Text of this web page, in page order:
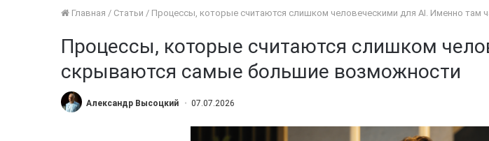
Главная / Статьи / Процессы, которые считаются слишком человеческими для AI. Именно
Процессы, которые считаются слишком
скрываются самые большие возможности
Александр Высоцкий 07.07.2026